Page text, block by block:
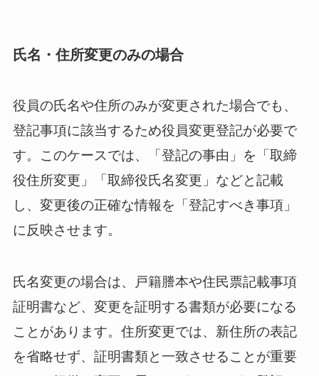
氏名・住所変更のみの場合
役員の氏名や住所のみが変更された場合でも、
登記事項に該当するため役員変更登記が必要で
す。このケースでは、「登記の事由」を「取締
役住所変更」「取締役氏名変更」などと記載
し、変更後の正確な情報を「登記すべき事項」
に反映させます。
氏名変更の場合は、戸籍謄本や住民票記載事項
証明書など、変更を証明する書類が必要になる
ことがあります。住所変更では、新住所の表記
を省略せず、証明書類と一致させることが重要